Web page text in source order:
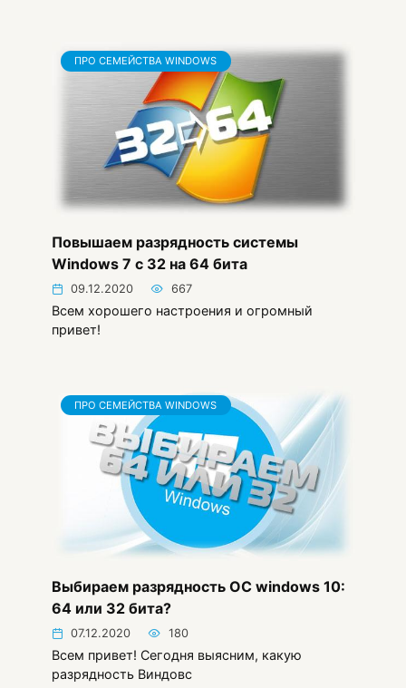
ПРО СЕМЕЙСТВА WINDOWS
Повышаем разрядность системы
Windows 7 c 32 на 64 бита
09.12.2020 667
Всем хорошего настроения и огромный
привет!
ПРО СЕМЕЙСТВА WINDOWS
Выбираем разрядность ОС windows 10:
64 или 32 бита?
07.12.2020 180
Всем привет! Сегодня выясним, какую
разрядность Виндовс